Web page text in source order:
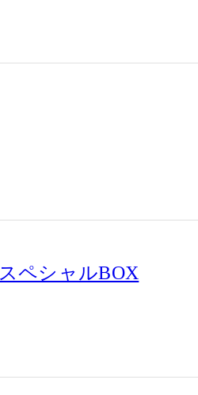
ペシャルBOX